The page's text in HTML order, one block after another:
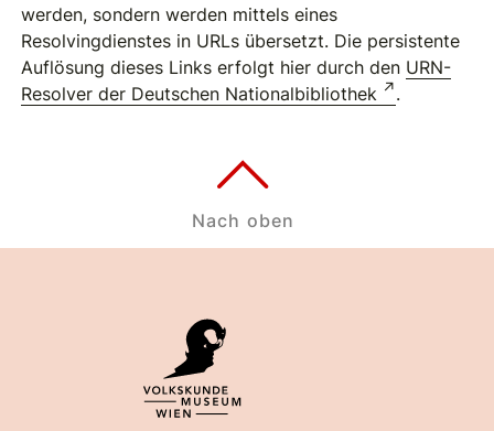
werden, sondern werden mittels eines
Resolvingdienstes in URLs übersetzt. Die persistente
Auflösung dieses Links erfolgt hier durch den URN-
Resolver der Deutschen Nationalbibliothek
.
Nach oben